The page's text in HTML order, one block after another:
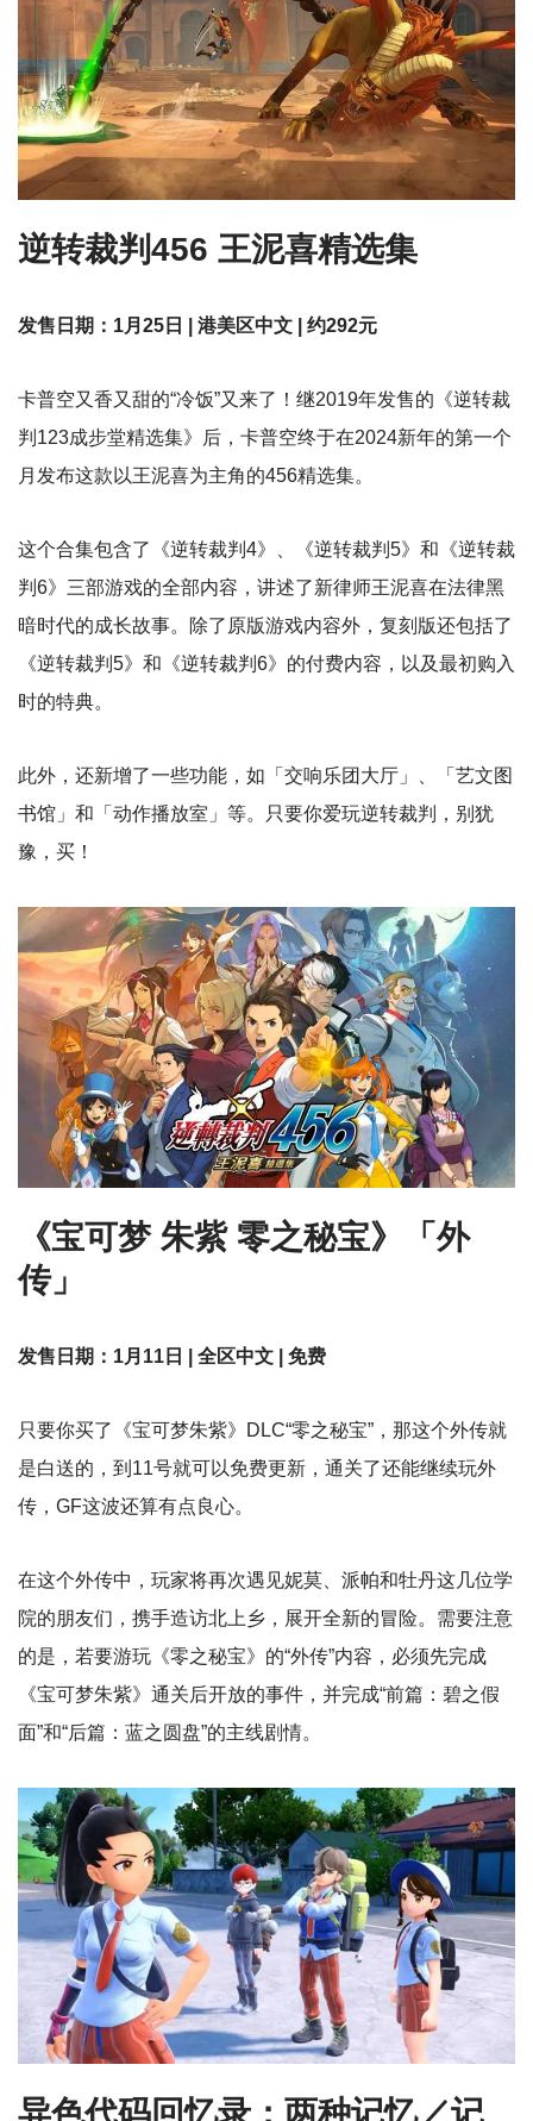
逆转裁判456 王泥喜精选集
发售日期：1月25日 | 港美区中文 | 约292元
卡普空又香又甜的“冷饭”又来了！继2019年发售的《逆转裁
判123成步堂精选集》后，卡普空终于在2024新年的第一个
月发布这款以王泥喜为主角的456精选集。
这个合集包含了《逆转裁判4》、《逆转裁判5》和《逆转裁
判6》三部游戏的全部内容，讲述了新律师王泥喜在法律黑
暗时代的成长故事。除了原版游戏内容外，复刻版还包括了
《逆转裁判5》和《逆转裁判6》的付费内容，以及最初购入
时的特典。
此外，还新增了一些功能，如「交响乐团大厅」、「艺文图
书馆」和「动作播放室」等。只要你爱玩逆转裁判，别犹
豫，买！
《宝可梦 朱紫 零之秘宝》「外
传」
发售日期：1月11日 | 全区中文 | 免费
只要你买了《宝可梦朱紫》DLC“零之秘宝”，那这个外传就
是白送的，到11号就可以免费更新，通关了还能继续玩外
传，GF这波还算有点良心。
在这个外传中，玩家将再次遇见妮莫、派帕和牡丹这几位学
院的朋友们，携手造访北上乡，展开全新的冒险。需要注意
的是，若要游玩《零之秘宝》的“外传”内容，必须先完成
《宝可梦朱紫》通关后开放的事件，并完成“前篇：碧之假
面”和“后篇：蓝之圆盘”的主线剧情。
异色代码回忆录：两种记忆／记